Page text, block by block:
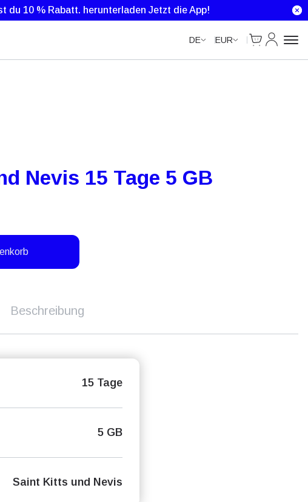
du 10 % Rabatt. herunterladen Jetzt die App!
DE EUR
Cart
Mein
Nevis 15 Tage 5 GB
Beschreibung
15 Tage
5 GB
Saint Kitts und Nevis